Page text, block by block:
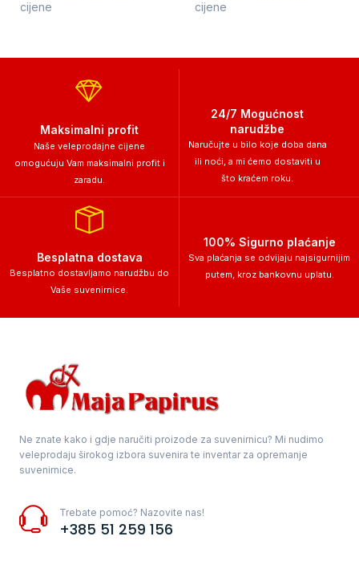
cijene
cijene
Maksimalni profit
Naše veleprodajne cijene
omogućuju Vam maksimalni profit i
zaradu.
24/7 Mogućnost
narudžbe
Naručujte u bilo koje doba dana
ili noći, a mi ćemo dostaviti u
što kraćem roku.
Besplatna dostava
Besplatno dostavljamo narudžbu do
Vaše suvenirnice.
100% Sigurno plaćanje
Sva plaćanja se odvijaju najsigurnijim
putem, kroz bankovnu uplatu.
Ne znate kako i gdje naručiti proizode za suvenirnicu? Mi nudimo
veleprodaju širokog izbora suvenira te inventar za opremanje
suvenirnice.
Trebate pomoć? Nazovite nas!
+385 51 259 156